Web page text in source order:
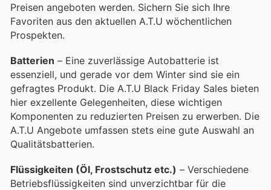
Preisen angeboten werden. Sichern Sie sich Ihre
Favoriten aus den aktuellen A.T.U wöchentlichen
Prospekten.
Batterien – Eine zuverlässige Autobatterie ist
essenziell, und gerade vor dem Winter sind sie ein
gefragtes Produkt. Die A.T.U Black Friday Sales bieten
hier exzellente Gelegenheiten, diese wichtigen
Komponenten zu reduzierten Preisen zu erwerben. Die
A.T.U Angebote umfassen stets eine gute Auswahl an
Qualitätsbatterien.
Flüssigkeiten (Öl, Frostschutz etc.) – Verschiedene
Betriebsflüssigkeiten sind unverzichtbar für die